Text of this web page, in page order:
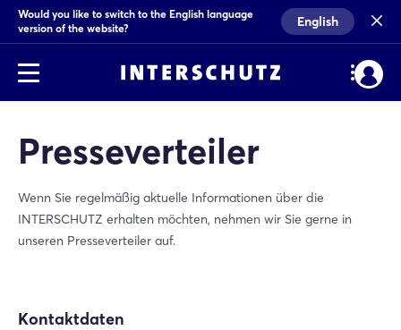
Would you like to switch to the English language
version of the website?
English
Presseverteiler
Wenn Sie regelmäßig aktuelle Informationen über die
INTERSCHUTZ erhalten möchten, nehmen wir Sie gerne in
unseren Presseverteiler auf.
Kontaktdaten